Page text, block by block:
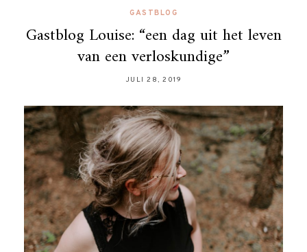
GASTBLOG
Gastblog Louise: “een dag uit het leven
van een verloskundige”
JULI 28, 2019